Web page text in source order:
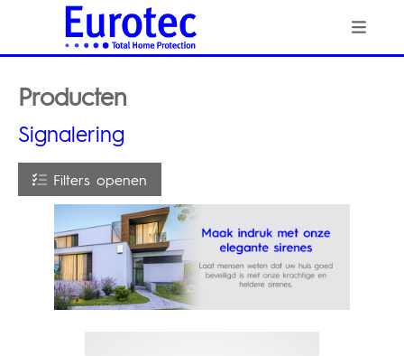
Producten
Signalering
Filters openen